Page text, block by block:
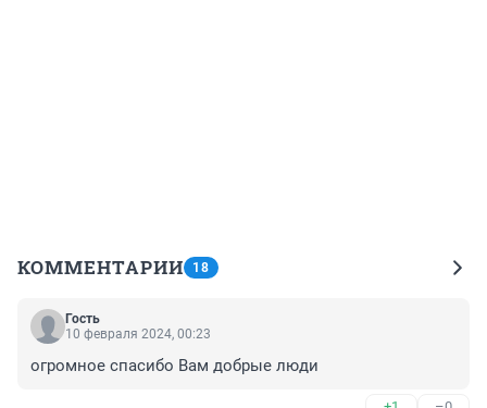
КОММЕНТАРИИ 18
Гость
10 февраля 2024, 00:23
огромное спасибо Вам добрые люди